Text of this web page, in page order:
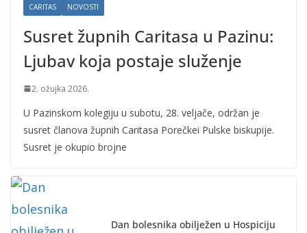
CARITAS NOVOSTI
Susret župnih Caritasa u Pazinu:
Ljubav koja postaje služenje
2. ožujka 2026.
U Pazinskom kolegiju u subotu, 28. veljače, održan je
susret članova župnih Caritasa Porečkei Pulske biskupije.
Susret je okupio brojne
Dan bolesnika obilježen u Hospiciju